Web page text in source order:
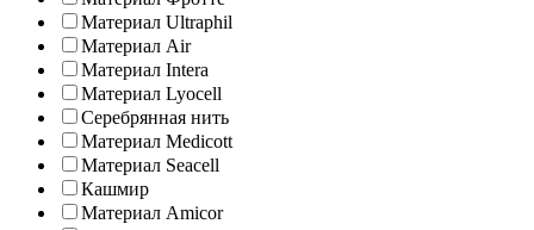
Материал Ultraphil
Материал Air
Материал Intera
Материал Lyocell
Серебрянная нить
Материал Medicott
Материал Seacell
Кашмир
Материал Amicor